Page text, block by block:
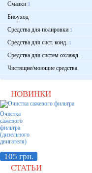
Смазки 3
Биоуход
Средства для полировки 1
Средства для сист. конд. 1
Средства для систем охлажд.
Чистящие/моющие средства
НОВИНКИ
Очистка
сажевого
фильтра
(дизельного
двигателя)
105 грн.
СТАТЬИ